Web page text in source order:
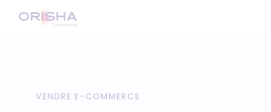
VENDRE E-COMMERCE